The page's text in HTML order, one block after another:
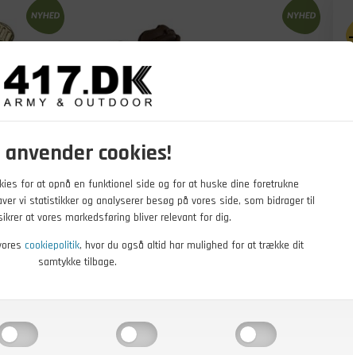
anvender cookies!
for at opnå en funktionel side og for at huske dine foretrukne
vi statistikker og analyserer besøg på vores side, som bidrager til
at vores markedsføring bliver relevant for dig.
cookiepolitik, hvor du også altid har mulighed for at trække dit
samtykke tilbage.
499,00 DKK
Magnum Kampstøvle, Brun, Ubrugt